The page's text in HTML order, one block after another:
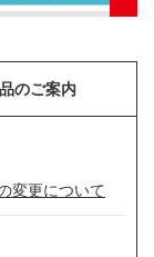
のご案内
変更について